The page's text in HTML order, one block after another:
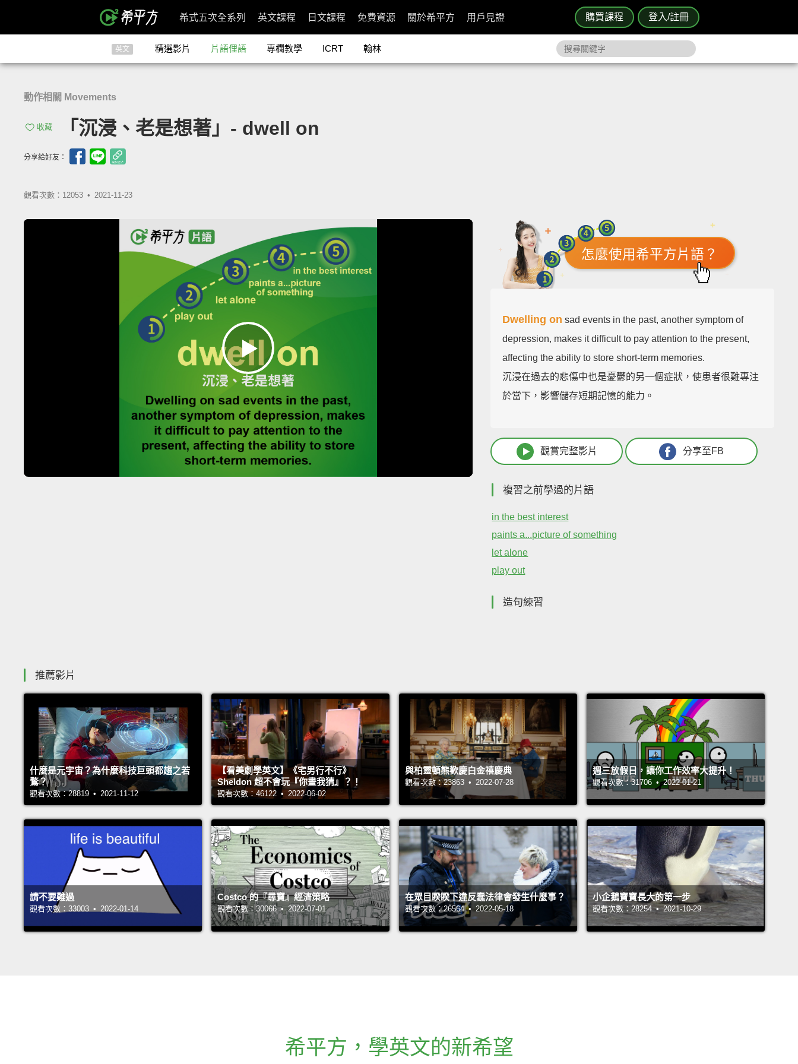
購買課程 登入/註冊
希式五次全系列 英文課程 日文課程 免費資源 關於希平方 用戶見證
英文 精選影片 片語俚語 專欄教學 ICRT 翰林
動作相關 Movements
收藏 「沉浸、老是想著」- dwell on
分享給好友：
觀看次數：12053 • 2021-11-23
怎麼使用希平方片語？
Dwelling on sad events in the past, another symptom of
depression, makes it difficult to pay attention to the present,
affecting the ability to store short-term memories.
沉浸在過去的悲傷中也是憂鬱的另一個症狀，使患者很難專注
於當下，影響儲存短期記憶的能力。
觀賞完整影片 分享至FB
複習之前學過的片語
in the best interest
paints a...picture of something
let alone
play out
造句練習
推薦影片
什麼是元宇宙？為什麼科技巨頭都趨之若
鶩？
觀看次數：28819 • 2021-11-12
【看美劇學英文】《宅男行不行》
Sheldon 超不會玩『你畫我猜』？！
觀看次數：46122 • 2022-06-02
與柏靈頓熊歡慶白金禧慶典
觀看次數：23863 • 2022-07-28
週三放假日，讓你工作效率大提升！
觀看次數：31706 • 2022-01-21
請不要難過
觀看次數：33003 • 2022-01-14
Costco 的『尋寶』經濟策略
觀看次數：30066 • 2022-07-01
在眾目睽睽下違反蠢法律會發生什麼事？
觀看次數：26564 • 2022-05-18
小企鵝寶寶長大的第一步
觀看次數：28254 • 2021-10-29
希平方 ， 學英文的新希望